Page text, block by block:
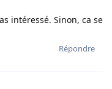
intéressé. Sinon, ca se
Répondre